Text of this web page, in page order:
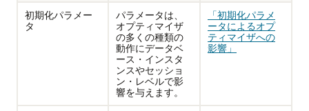
初期化パラメー
タ
パラメータは、
オプティマイザ
の多くの種類の
動作にデータベ
ース・インスタ
ンスやセッショ
ン・レベルで影
響を与えます。
「初期化パラメ
ータによるオプ
ティマイザへの
影響」